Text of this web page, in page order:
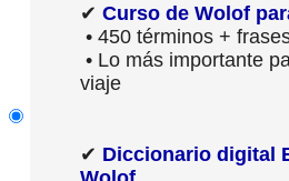
✔ Curso de Wolof
• 450 términos +
• Lo más importante
viaje
✔ Diccionario digital